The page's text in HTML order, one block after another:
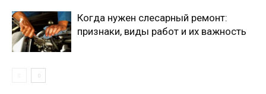
Когда нужен слесарный ремонт:
признаки, виды работ и их важность